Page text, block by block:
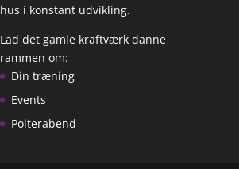
hus i konstant udvikling.
Lad det gamle kraftværk danne
rammen om:
Din træning
Events
Polterabend